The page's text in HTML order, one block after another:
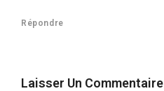
Répondre
Laisser Un Commentaire